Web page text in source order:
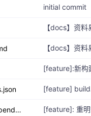
initial commit
download_dependencies.py